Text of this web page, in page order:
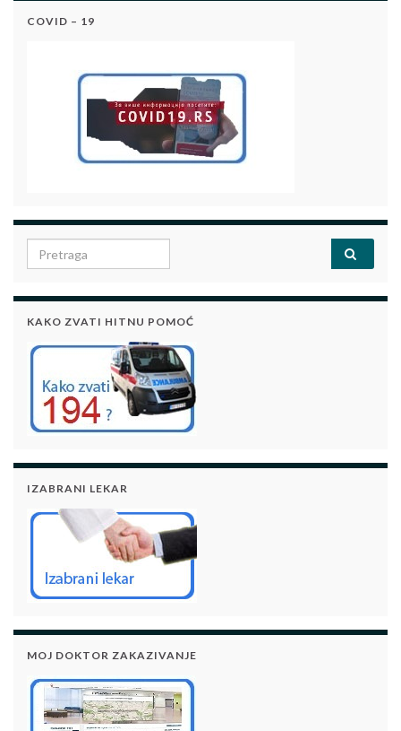
COVID – 19
Search for:
KAKO ZVATI HITNU POMOĆ
IZABRANI LEKAR
MOJ DOKTOR ZAKAZIVANJE